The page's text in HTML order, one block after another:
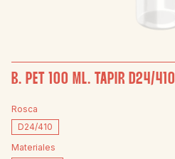
B. PET 100 ML. TAPIR D24/410
Rosca
D24/410
Materiales